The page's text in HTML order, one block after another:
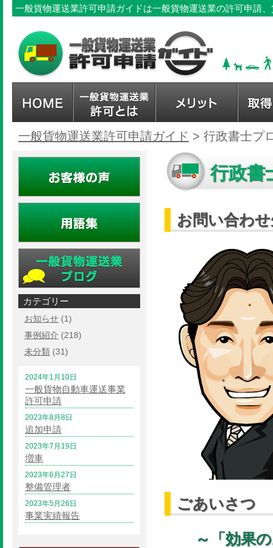
一般貨物運送業許可申請ガイドは一般貨物運送業の許可申請
一般貨物運送業許可申請ガイド > 行政書士プ
行政書
お問い合わ
ごあいさつ
～「効果
カテゴリー
お知らせ (1)
事例紹介 (218)
未分類 (31)
2024年1月10日
一般貨物自動車運送事業
許可申請
2023年8月8日
追加申請
2023年7月19日
増車
2023年6月27日
整備管理者
2023年5月26日
事業実績報告